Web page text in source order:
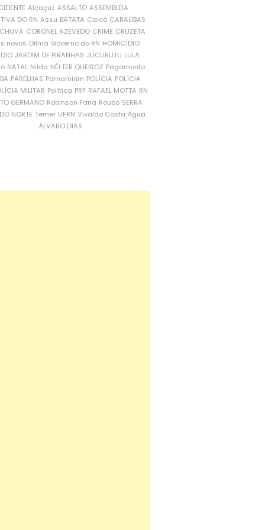
Alcaçuz ASSALTO ASSEMBLEIA
DO RN Assu BATATA Caicó CARAÚBAS
CORONEL AZEVEDO CRIME CRUZETA
novos Dilma Governo do RN HOMICÍDIO
JARDIM DE PIRANHAS JUCURUTU LULA
NATAL Nilda NÉLTER QUEIROZ Pagamento
PARELHAS Parnamirim POLÍCIA POLÍCIA
MILITAR Política PRF RAFAEL MOTTA RN
GERMANO Robinson Faria Roubo SERRA
NORTE Temer UFRN Vivaldo Costa Água
ÁLVARO DIAS